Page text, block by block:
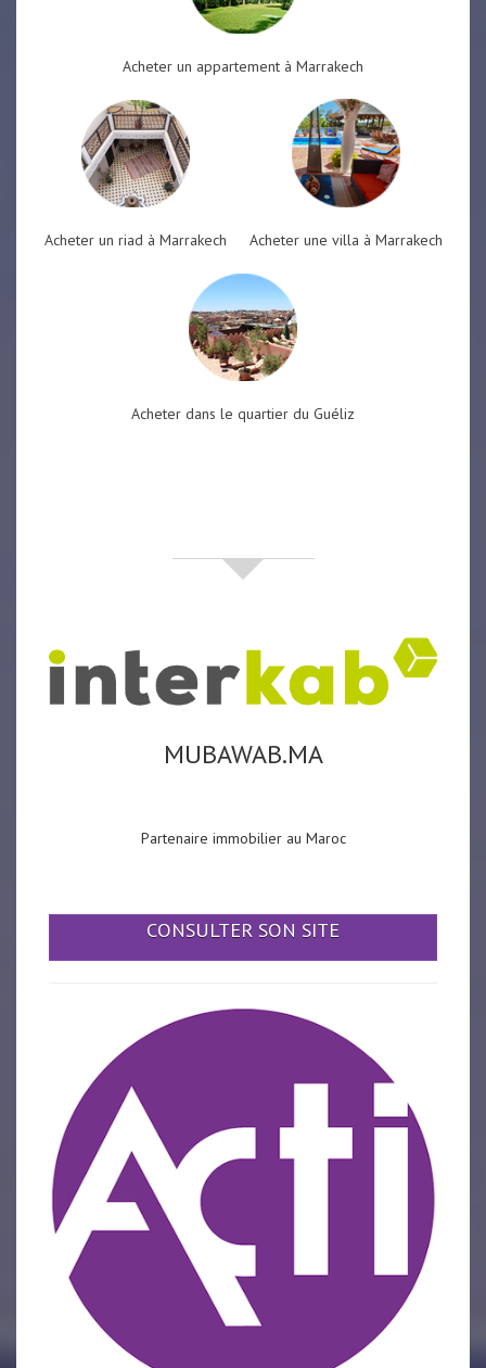
Acheter un appartement à Marrakech
Acheter un riad à Marrakech Acheter une villa à Marrakech
Acheter dans le quartier du Guéliz
MUBAWAB.MA
Partenaire immobilier au Maroc
CONSULTER SON SITE